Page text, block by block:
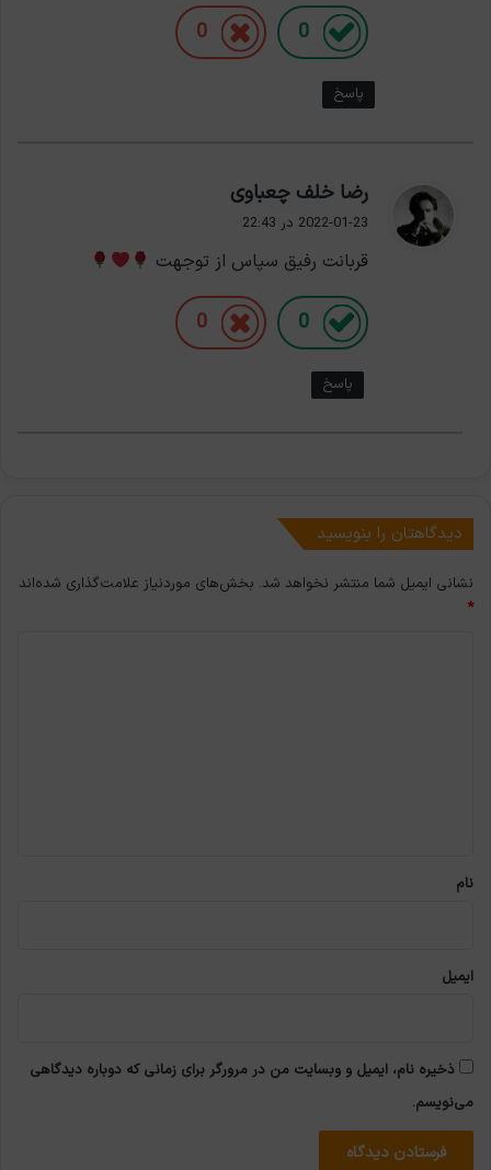
0
0
پاسخ
رضا خلف چعباوی
2022-01-23 در 22:43
قربانت رفیق سپاس از توجهت
0
0
پاسخ
دیدگاهتان را بنویسید
نشانی ایمیل شما منتشر نخواهد شد. بخش‌های موردنیاز علامت‌گذاری شده‌اند
*
نام
ایمیل
ذخیره نام، ایمیل و وبسایت من در مرورگر برای زمانی که دوباره دیدگاهی
می‌نویسم.